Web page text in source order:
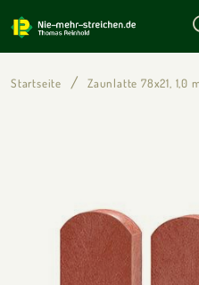
Startseite Zaunlatte 78x21, 1,0